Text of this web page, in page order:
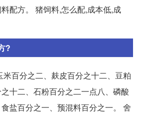
配方。 猪饲料,怎么配,成本低,成
?
百分之二、麸皮百分之十二、豆粕
十二、石粉百分之二一点八、磷酸
盐百分之一、预混料百分之一。 舍